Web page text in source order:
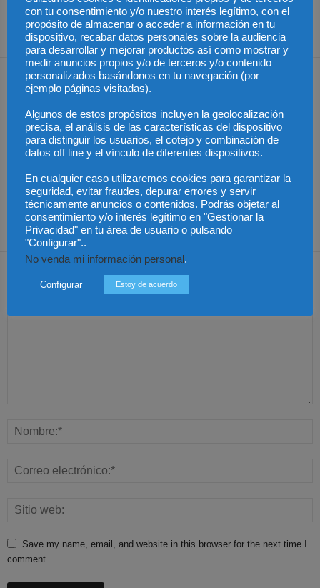
la nueva presidente
laboral reforzada por
paternidad
Artículos relacionados Más del autor
México – Gobierno
solicita que bienes
decomisados a narcos
se entreguen a México
México – Asistencia a
víctimas extranjeras en
procesos penales
México – Sheinbaum
podría reunirse con la
primera ministra de
Japón
Dejar una respuesta
Save my name, email, and website in this browser for the next time I
comment.
con tu consentimiento y/o nuestro interés legítimo, con el
propósito de almacenar o acceder a información en tu
dispositivo, recabar datos personales sobre la audiencia
para desarrollar y mejorar productos así como mostrar y
medir anuncios propios y/o de terceros y/o contenido
personalizados basándonos en tu navegación (por
ejemplo páginas visitadas).
Algunos de estos propósitos incluyen la geolocalización
precisa, el análisis de las características del dispositivo
para distinguir los usuarios, el cotejo y combinación de
datos off line y el vínculo de diferentes dispositivos.
En cualquier caso utilizaremos cookies para garantizar la
seguridad, evitar fraudes, depurar errores y servir
técnicamente anuncios o contenidos. Podrás objetar al
consentimiento y/o interés legítimo en "Gestionar la
Privacidad" en tu área de usuario o pulsando
"Configurar"..
No venda mi información personal.
Configurar Estoy de acuerdo